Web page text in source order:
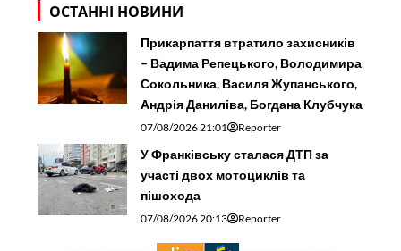
ОСТАННІ НОВИНИ
Прикарпаття втратило захисників
– Вадима Репецького, Володимира
Сокольника, Василя Жупанського,
Андрія Даниліва, Богдана Клубчука
07/08/2026 21:01 Reporter
У Франківську сталася ДТП за
участі двох мотоциклів та
пішохода
07/08/2026 20:13 Reporter